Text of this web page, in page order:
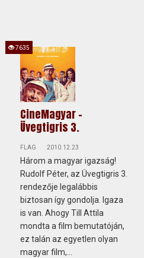
CineMagyar -
Üvegtigris 3.
FLAG 2010.12.23
Három a magyar igazság!
Rudolf Péter, az Üvegtigris 3.
rendezője legalábbis
biztosan így gondolja. Igaza
is van. Ahogy Till Attila
mondta a film bemutatóján,
ez talán az egyetlen olyan
magyar film,...
7635